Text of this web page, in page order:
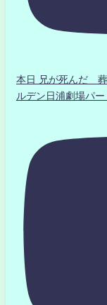
本日 兄が死んだ
ルデン日浦劇場パー